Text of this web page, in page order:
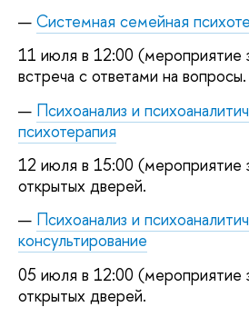
Системная семейная
11 июля в 12:00 (мероприятие
встреча с ответами на вопросы.
Психоанализ и
психотерапия
12 июля в 15:00 (мероприятие
открытых дверей.
Психоанализ и
консультирование
05 июля в 12:00 (мероприятие
открытых дверей.